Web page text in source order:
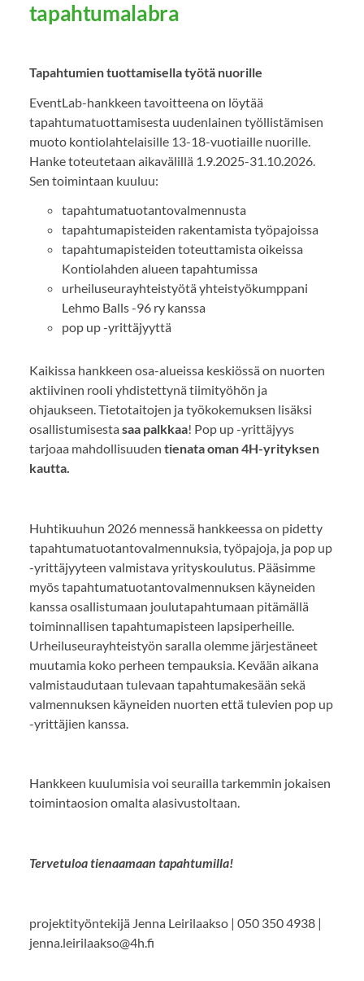
tapahtumalabra
Tapahtumien tuottamisella työtä nuorille
EventLab-hankkeen tavoitteena on löytää
tapahtumatuottamisesta uudenlainen työllistämisen
muoto kontiolahtelaisille 13-18-vuotiaille nuorille.
Hanke toteutetaan aikavälillä 1.9.2025-31.10.2026.
Sen toimintaan kuuluu:
tapahtumatuotantovalmennusta
tapahtumapisteiden rakentamista työpajoissa
tapahtumapisteiden toteuttamista oikeissa
Kontiolahden alueen tapahtumissa
urheiluseurayhteistyötä yhteistyökumppani
Lehmo Balls -96 ry kanssa
pop up -yrittäjyyttä
Kaikissa hankkeen osa-alueissa keskiössä on nuorten
aktiivinen rooli yhdistettynä tiimityöhön ja
ohjaukseen. Tietotaitojen ja työkokemuksen lisäksi
osallistumisestasaa palkkaa! Pop up -yrittäjyys
tarjoaa mahdollisuuden tienata oman 4H-yrityksen
kautta.
Huhtikuuhun 2026 mennessä hankkeessa on pidetty
tapahtumatuotantovalmennuksia, työpajoja, ja pop up
-yrittäjyyteen valmistava yrityskoulutus. Pääsimme
myös tapahtumatuotantovalmennuksen käyneiden
kanssa osallistumaan joulutapahtumaan pitämällä
toiminnallisen tapahtumapisteen lapsiperheille.
Urheiluseurayhteistyön saralla olemme järjestäneet
muutamia koko perheen tempauksia. Kevään aikana
valmistaudutaan tulevaan tapahtumakesään sekä
valmennuksen käyneiden nuorten että tulevien pop up
-yrittäjien kanssa.
Hankkeen kuulumisia voi seurailla tarkemmin jokaisen
toimintaosion omalta alasivustoltaan.
Tervetuloa tienaamaan tapahtumilla!
projektityöntekijä Jenna Leirilaakso | 050 350 4938 |
jenna.leirilaakso@4h.fi